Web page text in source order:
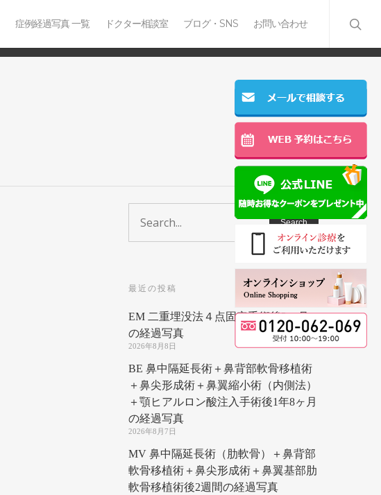
症例経過写真 一覧 ドクター相談室 ブログ・SNS お問い合わせ
最近の投稿
EM 二重埋没法４点固定手術後3ヶ月
の経過写真
2026年8月8日
BE 鼻中隔延長術＋鼻背部軟骨移植術
＋鼻尖形成術＋鼻翼縮小術（内側法）
＋顎ヒアルロン酸注入手術後1年8ヶ月
の経過写真
2026年8月7日
MV 鼻中隔延長術（肋軟骨）＋鼻背部
軟骨移植術＋鼻尖形成術＋鼻翼基部肋
軟骨移植術後2週間の経過写真